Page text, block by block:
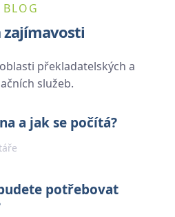
BLOG
zajímavosti
překladatelských a
služeb.
a jak se počítá?
potřebovat